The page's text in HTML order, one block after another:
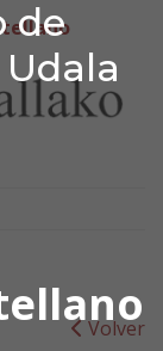
de
Volver